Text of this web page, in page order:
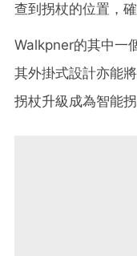
查到拐杖的位置，
Walkpner的其中一
其外掛式設計亦能
拐杖升級成為智能拐